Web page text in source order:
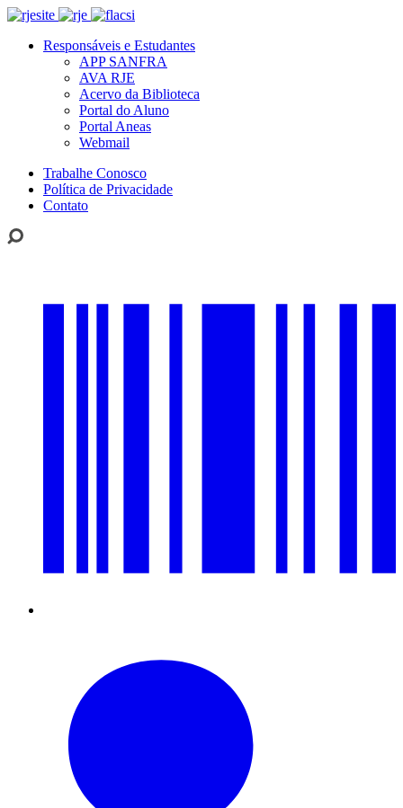
Responsáveis e Estudantes
APP SANFRA
AVA RJE
Acervo da Biblioteca
Portal do Aluno
Portal Aneas
Webmail
Trabalhe Conosco
Política de Privacidade
Contato